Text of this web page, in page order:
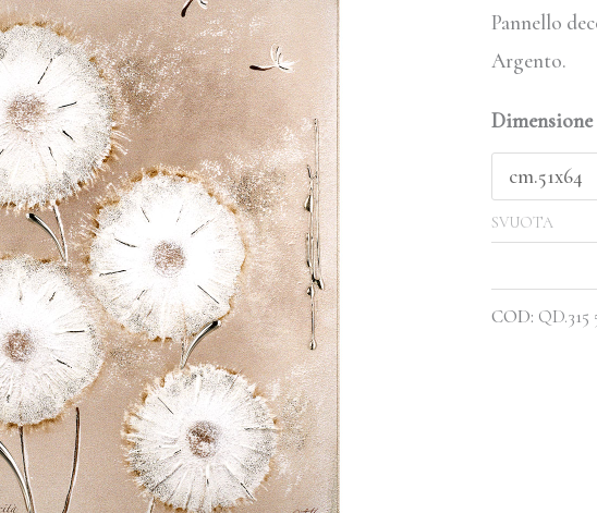
Pannello
Argento.
Dimensione
SVUOTA
Felicità
quantità
COD: QD.315